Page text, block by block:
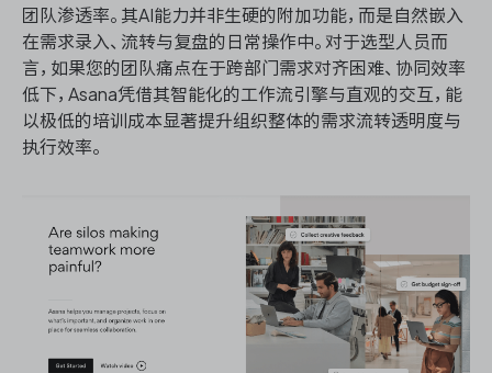
团队渗透率。其AI能力并非生硬的附加功能，而是自然嵌入
在需求录入、流转与复盘的日常操作中。对于选型人员而
言，如果您的团队痛点在于跨部门需求对齐困难、协同效率
低下，Asana凭借其智能化的工作流引擎与直观的交互，能
以极低的培训成本显著提升组织整体的需求流转透明度与
执行效率。